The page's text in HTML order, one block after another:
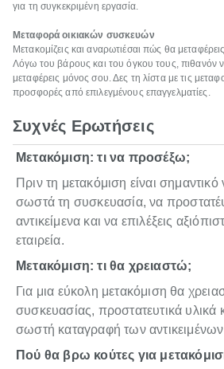
για τη συγκεκριμένη εργασία.
Μεταφορά οικιακών συσκευών
Μετακομίζεις και αναρωτιέσαι πώς θα
Λόγω του βάρους και του όγκου τους, πιθανόν
μεταφέρεις μόνος σου. Δες τη λίστα με τις
προσφορές από επιλεγμένους επαγγελματίες.
Συχνές Ερωτήσεις
Μετακόμιση: τι να προσέξω;
Πριν τη μετακόμιση είναι
σωστά τη συσκευασία, να
αντικείμενα και να επιλέξεις
εταιρεία.
Μετακόμιση: τι θα χρειαστώ;
Για μια εύκολη μετακόμιση θα
συσκευασίας, προστατευτικά
σωστή καταγραφή των
Πού θα βρω κούτες για